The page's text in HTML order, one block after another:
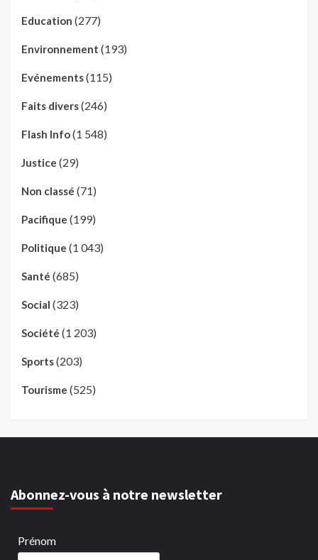
Education (277)
Environnement (193)
Evénements(115)
Faits divers(246)
Flash Info(1 548)
Justice (29)
Non classé (71)
Pacifique (199)
Politique (1 043)
Santé (685)
Social (323)
Société (1 203)
Sports(203)
Tourisme (525)
Abonnez-vous à notre newsletter
Prénom